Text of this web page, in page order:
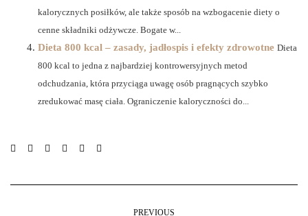
kalorycznych posiłków, ale także sposób na wzbogacenie diety o
cenne składniki odżywcze. Bogate w...
Dieta 800 kcal – zasady, jadłospis i efekty zdrowotne Dieta
800 kcal to jedna z najbardziej kontrowersyjnych metod
odchudzania, która przyciąga uwagę osób pragnących szybko
zredukować masę ciała. Ograniczenie kaloryczności do...
PREVIOUS